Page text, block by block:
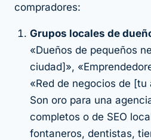
compradores:
Grupos locales de
«Dueños de pequeños
ciudad]»,
«Red de negocios de
Son oro para una
completos o de SEO
fontaneros, dentistas,